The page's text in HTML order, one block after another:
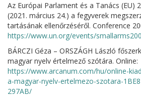
Az Európai Parlament és a Tanács (EU)
(2021. március 24.) a fegyverek
tartásának ellenőrzéséről. Conference
https://www.un.org/events/
BÁRCZI Géza – ORSZÁGH László
magyar nyelv értelmező szótára. Online:
https://www.arcanum.com/hu/online-
a-magyar-nyelv-ertelmezo-szotara-
297AB/